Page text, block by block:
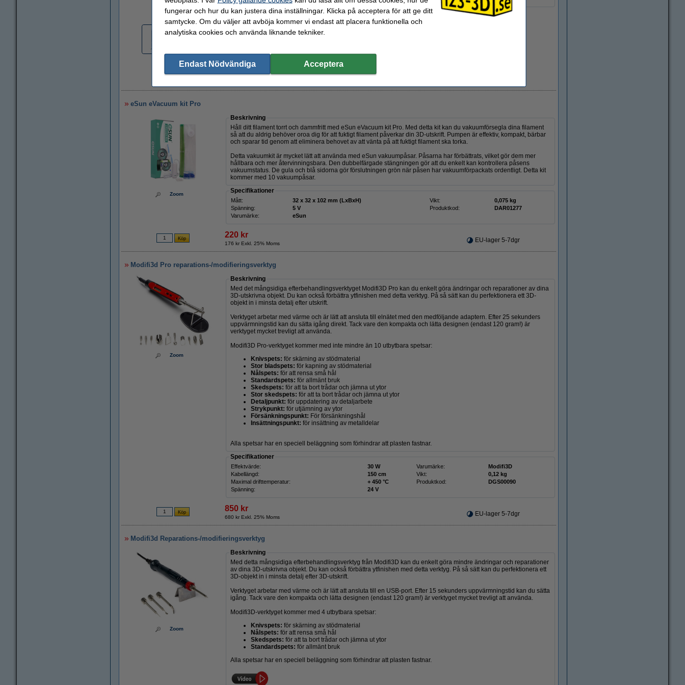
Zoom
695 kr
eSun eVacuum kit Pro
Zoom
Beskrivning
Håll ditt filament torrt och dammfritt med eSun eVacuum kit Pro. Med detta kit kan du vakuumförsegla dina filament
så att du aldrig behöver oroa dig för att fuktigt filament påverkar din 3D-utskrift. Pumpen är effektiv, kompakt, bärbar
och sparar tid genom att eliminera behovet av att vänta på att fuktigt filament ska torka.
Detta vakuumkit är mycket lätt att använda med eSun vakuumpåsar. Påsarna har förbättrats, vilket gör dem mer
hållbara och mer återvinningsbara. Den dubbelfärgade stängningen gör att du enkelt kan kontrollera påsens
vakuumstatus. De gula och blå sidorna gör förslutningen grön när påsen har vakuumförpackats ordentligt. Detta kit
kommer med 10 vakuumpåsar.
Specifikationer
Mått: 32 x 32 x 102 mm (LxBxH) Vikt:
0,075 kg
Spänning:
5 V Produktkod:
DAR01277
Varumärke:
eSun
220 kr
176 kr Exkl. 25% Moms EU-lager 5-7dgr
Modifi3d Pro reparations-/modifieringsverktyg
Zoom
Beskrivning
Med det mångsidiga efterbehandlingsverktyget Modifi3D Pro kan du enkelt göra ändringar och reparationer av dina
3D-utskrivna objekt. Du kan också förbättra ytfinishen med detta verktyg. På så sätt kan du perfektionera ett 3D-
objekt in i minsta detalj efter utskrift.
Verktyget arbetar med värme och är lätt att ansluta till elnätet med den medföljande adaptern. Efter 25 sekunders
uppvärmningstid kan du sätta igång direkt. Tack vare den kompakta och lätta designen (endast 120 gram!) är
verktyget mycket trevligt att använda.
Modifi3D Pro-verktyget kommer med inte mindre än 10 utbytbara spetsar:
Knivspets: för skärning av stödmaterial
Stor bladspets: för kapning av stödmaterial
Nålspets: för att rensa små hål
Standardspets: för allmänt bruk
Skedspets: för att ta bort trådar och jämna ut ytor
Stor skedspets: för att ta bort trådar och jämna ut ytor
Detaljpunkt: för uppdatering av detaljarbete
Strykpunkt: för utjämning av ytor
Försänkningspunkt: För försänkningshål
Insättningspunkt: för insättning av metalldelar
Alla spetsar har en speciell beläggning som förhindrar att plasten fastnar.
Specifikationer
Effektvärde: 30 W Varumärke:
Modifi3D
Kabellängd:
150 cm Vikt:
0,12 kg
Maximal drifttemperatur:
+ 450 °C Produktkod:
DGS00090
Spänning:
24 V
850 kr
680 kr Exkl. 25% Moms EU-lager 5-7dgr
Modifi3d Reparations-/modifieringsverktyg
Zoom
Beskrivning
Med detta mångsidiga efterbehandlingsverktyg från Modifi3D kan du enkelt göra mindre ändringar och reparationer
av dina 3D-utskrivna objekt. Du kan också förbättra ytfinishen med detta verktyg. På så sätt kan du perfektionera ett
3D-objekt in i minsta detalj efter 3D-utskrift.
Verktyget arbetar med värme och är lätt att ansluta till en USB-port. Efter 15 sekunders uppvärmningstid kan du sätta
igång. Tack vare den kompakta och lätta designen (endast 120 gram!) är verktyget mycket trevligt att använda.
Modifi3D-verktyget kommer med 4 utbytbara spetsar:
Knivspets: för skärning av stödmaterial
Nålspets: för att rensa små hål
Skedspets: för att ta bort trådar och jämna ut ytor
Standardspets: för allmänt bruk
Alla spetsar har en speciell beläggning som förhindrar att plasten fastnar.
fungerar och hur du kan justera dina inställningar. Klicka på acceptera för att ge ditt
samtycke. Om du väljer att avböja kommer vi endast att placera funktionella och
analytiska cookies och använda liknande tekniker.
Endast Nödvändiga Acceptera